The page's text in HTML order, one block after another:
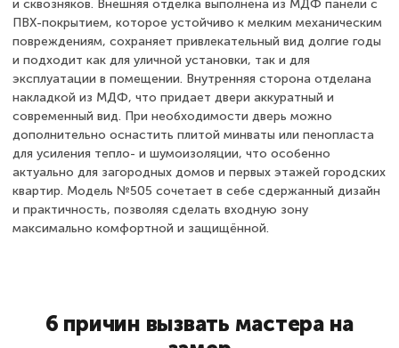
и сквозняков. Внешняя отделка выполнена из МДФ панели с
ПВХ-покрытием, которое устойчиво к мелким механическим
повреждениям, сохраняет привлекательный вид долгие годы
и подходит как для уличной установки, так и для
эксплуатации в помещении. Внутренняя сторона отделана
накладкой из МДФ, что придает двери аккуратный и
современный вид. При необходимости дверь можно
дополнительно оснастить плитой минваты или пенопласта
для усиления тепло- и шумоизоляции, что особенно
актуально для загородных домов и первых этажей городских
квартир. Модель №505 сочетает в себе сдержанный дизайн
и практичность, позволяя сделать входную зону
максимально комфортной и защищённой.
6 причин вызвать мастера на